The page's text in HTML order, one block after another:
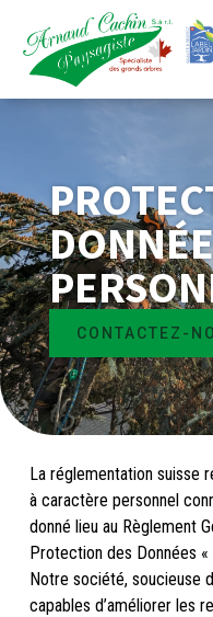
CONTACTEZ-
La réglementation suisse
à caractère personnel
donné lieu au Règlement
Protection des Données
Notre société, soucieuse
capables d’améliorer les